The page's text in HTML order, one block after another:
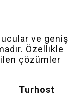
ve geniş
Özellikle
çözümler